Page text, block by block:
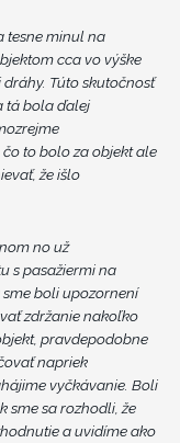
tesne minul na
cca vo výške
Túto skutočnosť
tá bola ďalej
to bolo za objekt ale
že išlo
no už
s pasažiermi na
boli upozornení
zdržanie nakoľko
pravdepodobne
napriek
vyčkávanie. Boli
sme sa rozhodli, že
a uvidíme ako